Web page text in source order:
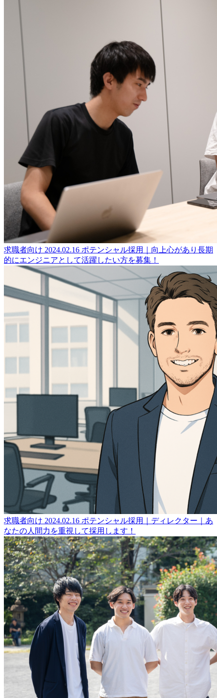
求職者向け 2024.02.16 ポテンシャル採用｜向上心があり長期
的にエンジニアとして活躍したい方を募集！
求職者向け 2024.02.16 ポテンシャル採用｜ディレクター｜あ
なたの人間力を重視して採用します！